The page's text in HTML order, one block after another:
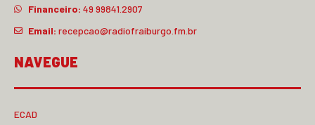
Financeiro: 49 99841.2907
Email: recepcao@radiofraiburgo.fm.br
NAVEGUE
ECAD